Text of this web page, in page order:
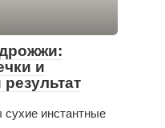
и
инстантные